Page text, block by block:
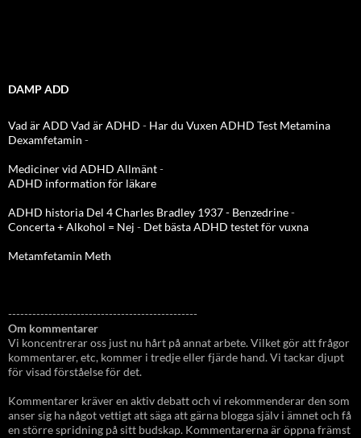
DAMP ADD
Vad är ADD Vad är ADHD - Har du Vuxen ADHD Test Metamina
Dexamfetamin -
Mediciner vid ADHD Allmänt-
ADHD information för läkare
ADHD historia Del 4 Charles Bradley 1937 - Benzedrine-
Concerta + Alkohol = Nej - Det bästa ADHD testet för vuxna
Metamfetamin Meth
-----------------------------------------------
Om kommentarer
Vi koncentrerar oss just nu hårt på annat arbete. Vilket gör att frågor
kommentarer, etc, kommer i tredje eller fjärde hand. Vi tackar djupt
för visad förståelse för det.
Kommentarer kräver en aktiv debatt och vi rekommenderar den som
anser sig ha något vettigt att säga att gärna blogga själv i ämnet och få
en större spridning på sitt budskap. Kommentarerna är öppna främst